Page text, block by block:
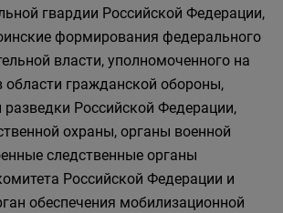
гвардии Российской Федерации,
формирования федерального
власти, уполномоченного на
области гражданской обороны,
Российской Федерации,
охраны, органы военной
следственные органы
Российской Федерации и
обеспечения мобилизационной